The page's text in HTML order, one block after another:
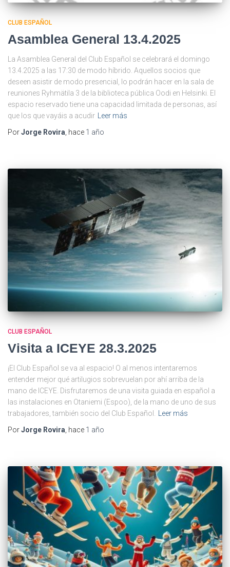
CLUB ESPAÑOL
Asamblea General 13.4.2025
La Asamblea General del Club Español se celebrará el domingo
13.4.2025 a las 17:30 de modo híbrido. Aquellos socios que
deseen asistir de modo presencial, lo podrán hacer en la sala de
reuniones Ryhmätila 3 de la biblioteca pública Oodi en Helsinki. El
espacio reservado tiene una capacidad limitada de personas, así
que los que vayáis a acudir Leer más
PorJorge Rovira , hace 1 año
CLUB ESPAÑOL
Visita a ICEYE 28.3.2025
¡El Club Español se va al espacio! O al menos intentaremos
entender mejor qué artilugios sobrevuelan por ahí arriba de la
mano de ICEYE. Disfrutaremos de una visita guiada en español a
las instalaciones en Otaniemi (Espoo), de la mano de uno de sus
trabajadores, también socio del Club Español.
Leer más
PorJorge Rovira , hace 1 año